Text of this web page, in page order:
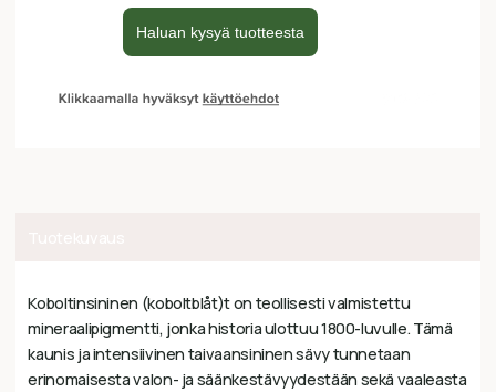
Koboltinsininen (koboltblåt)t on teollisesti valmistettu
mineraalipigmentti, jonka historia ulottuu 1800-luvulle. Tämä
kaunis ja intensiivinen taivaansininen sävy tunnetaan
erinomaisesta valon- ja säänkestävyydestään sekä vaaleasta